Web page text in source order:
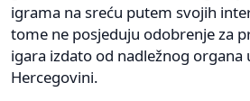
igrama na sreću putem svojih
tome ne posjeduju odobrenje za
igara izdato od nadležnog organa
Hercegovini.